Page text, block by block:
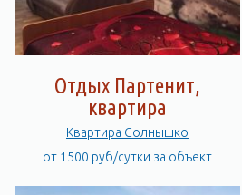
Отдых Партенит,
квартира
Квартира Солнышко
от 1500 руб/сутки за объект